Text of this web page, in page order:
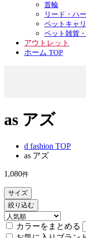
首輪
リード・ハ
ペットキャ
ペット雑貨
アウトレット
ホーム TOP
as アズ
d fashion TOP
as アズ
1,080件
サイズ
絞り込む
カラーをまとめる